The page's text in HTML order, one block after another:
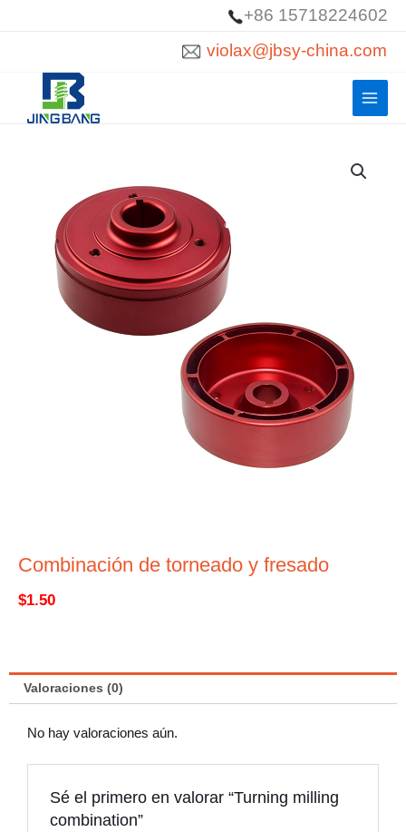
+86 15718224602
violax@jbsy-china.com
Combinación de torneado y fresado
$1.50
Valoraciones (0)
No hay valoraciones aún.
Sé el primero en valorar “Turning milling
combination”